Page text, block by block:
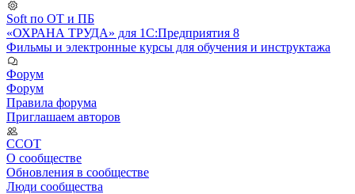
Soft по ОТ и ПБ
«ОХРАНА ТРУДА» для 1С:Предприятия 8
Фильмы и электронные курсы для обучения и инструктажа
Форум
Форум
Правила форума
Приглашаем авторов
ССОТ
О сообществе
Обновления в сообществе
Люди сообщества